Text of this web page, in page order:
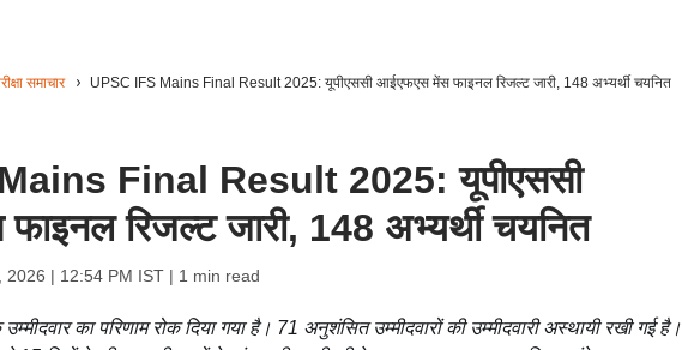
समाचार UPSC IFS Mains Final Result 2025: यूपीएससी आईएफएस मेंस फाइनल रिजल्ट जारी, 148 अभ्यर्थी चयनित
Final Result 2025: यूपीएससी
रिजल्ट जारी, 148 अभ्यर्थी चयनित
2026 | 12:54 PM IST| 1 min read
का परिणाम रोक दिया गया है। 71 अनुशंसित उम्मीदवारों की उम्मीदवारी अस्थायी रखी गई है।